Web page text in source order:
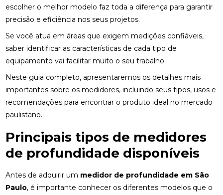
escolher o melhor modelo faz toda a diferença para garantir
precisão e eficiência nos seus projetos.
Se você atua em áreas que exigem medições confiáveis,
saber identificar as características de cada tipo de
equipamento vai facilitar muito o seu trabalho.
Neste guia completo, apresentaremos os detalhes mais
importantes sobre os medidores, incluindo seus tipos, usos e
recomendações para encontrar o produto ideal no mercado
paulistano.
Principais tipos de medidores
de profundidade disponíveis
Antes de adquirir um medidor de profundidade em São
Paulo, é importante conhecer os diferentes modelos que o